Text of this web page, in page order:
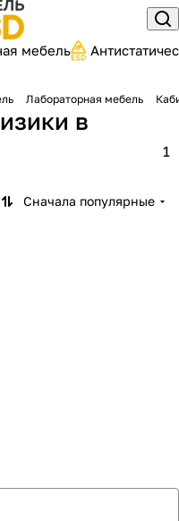
мебель
Лабораторная мебель
в
1
Сначала популярные